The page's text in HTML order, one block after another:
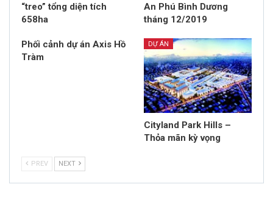
“treo” tổng diện tích
658ha
An Phú Bình Dương
tháng 12/2019
Phối cảnh dự án Axis Hồ
Tràm
DỰ ÁN
Cityland Park Hills –
Thỏa mãn kỳ vọng
PREV NEXT